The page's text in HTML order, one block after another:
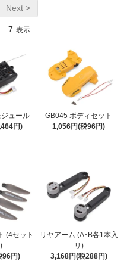
Next >
- 7 表示
ュール
円)
GB045 ボディセット
1,056円(税96円)
(4セット
96円)
リヤアーム (A･B各1本入
リ)
3,168円(税288円)